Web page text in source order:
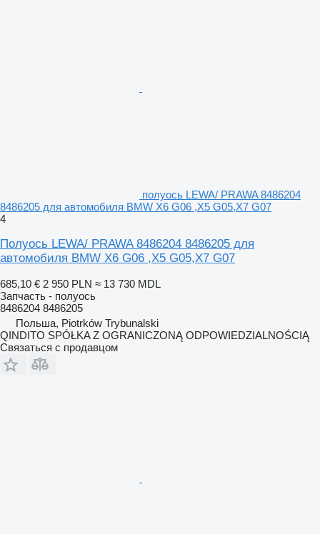
полуось LEWA/ PRAWA 8486204
8486205 для автомобиля BMW X6 G06 ,X5 G05,X7 G07
4
Полуось LEWA/ PRAWA 8486204 8486205 для
автомобиля BMW X6 G06 ,X5 G05,X7 G07
685,10 € 2 950 PLN ≈ 13 730 MDL
Запчасть - полуось
8486204 8486205
Польша, Piotrków Trybunalski
QINDITO SPÓŁKA Z OGRANICZONĄ ODPOWIEDZIALNOŚCIĄ
Связаться с продавцом